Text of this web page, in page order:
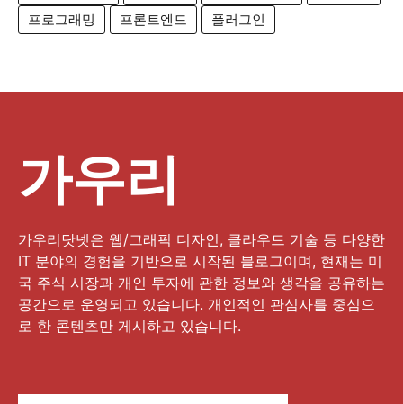
프로그래밍
프론트엔드 플러그인
가우리
가우리닷넷은 웹/그래픽 디자인, 클라우드 기술 등 다양한
IT 분야의 경험을 기반으로 시작된 블로그이며, 현재는 미
국 주식 시장과 개인 투자에 관한 정보와 생각을 공유하는
공간으로 운영되고 있습니다. 개인적인 관심사를 중심으
로 한 콘텐츠만 게시하고 있습니다.